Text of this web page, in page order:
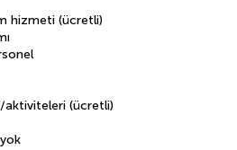
hizmeti (ücretli)
aktiviteleri (ücretli)